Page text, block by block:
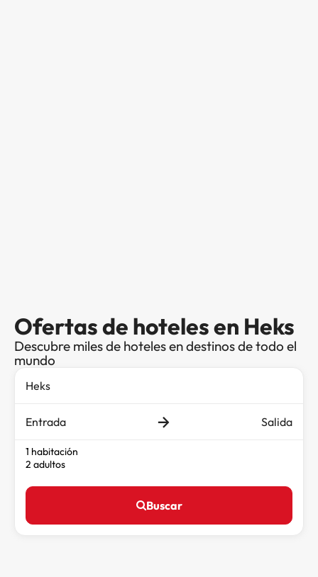
Ofertas de hoteles en Heks
Descubre miles de hoteles en destinos de todo el
mundo
Entrada Salida
1 habitación
2 adultos
Buscar